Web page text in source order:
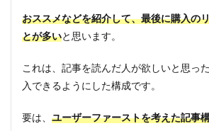
おススメなどを紹介して、最後に購入の
とが多いと思います。
これは、記事を読んだ人が欲しいと思っ
入できるようにした構成です。
要は、 ユーザーファーストを考えた記事